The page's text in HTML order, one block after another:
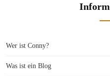
Wer ist Conny?
Was ist ein Blog